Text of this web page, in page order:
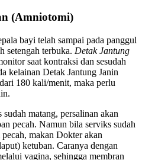
(Amniotomi)
bayi telah sampai pada panggul
setengah terbuka. Detak Jantung
saat kontraksi dan sesudah
kelainan Detak Jantung Janin
180 kali/menit, maka perlu
matang, persalinan akan
pecah. Namun bila serviks sudah
makan Dokter akan
ketuban. Caranya dengan
vagina, sehingga membran